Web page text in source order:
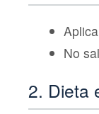
No
2. Dieta